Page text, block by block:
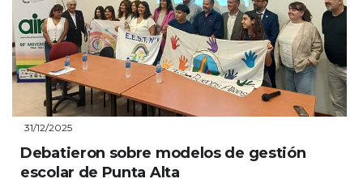
31/12/2025
Debatieron sobre modelos de gestión
escolar de Punta Alta